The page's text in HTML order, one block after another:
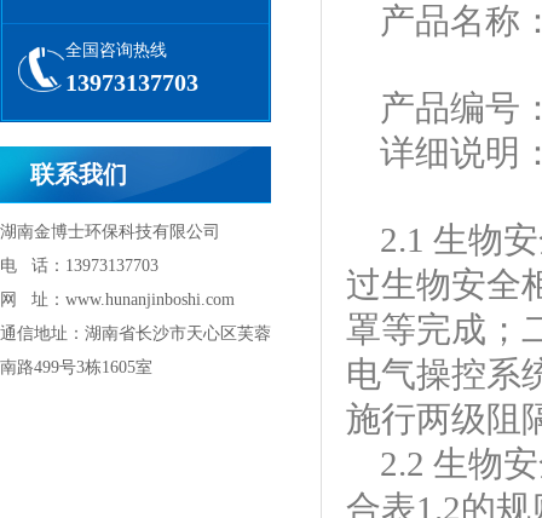
全国咨询热线
13973137703
联系我们
湖南金博士环保科技有限公司
电 话：13973137703
网 址：www.hunanjinboshi.com
通信地址：湖南省长沙市天心区芙蓉
南路499号3栋1605室
产品名称
产品编号
详细说明
2.1 生物
过生物安全
罩等完成；
电气操控系
施行两级阻
2.2 生物
合表1.2的